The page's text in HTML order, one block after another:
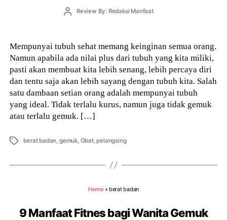
PostReview By: Redaksi Manfaat
Mempunyai tubuh sehat memang keinginan semua orang.
Namun apabila ada nilai plus dari tubuh yang kita miliki,
pasti akan membuat kita lebih senang, lebih percaya diri
dan tentu saja akan lebih sayang dengan tubuh kita. Salah
satu dambaan setian orang adalah mempunyai tubuh
yang ideal. Tidak terlalu kurus, namun juga tidak gemuk
atau terlalu gemuk. […]
Tags berat badan, gemuk, Obat,pelangsing
Home» berat badan
9 Manfaat Fitnes bagi Wanita Gemuk